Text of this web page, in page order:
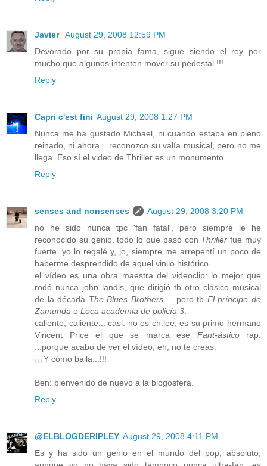
Javier August 29, 2008 12:59 PM
Devorado por su propia fama, sigue siendo el rey por
mucho que algunos intenten mover su pedestal !!!
Reply
Capri c'est fini August 29, 2008 1:27 PM
Nunca me ha gustado Michael, ni cuando estaba en pleno
reinado, ni ahora... reconozco su valía musical, pero no me
llega. Eso sí el video de Thriller es un monumento...
Reply
senses and nonsenses
August 29, 2008 3:20 PM
no he sido nunca tpc 'fan fatal', pero siempre le he
reconocido su genio. todo lo que pasó con Thriller fue muy
fuerte. yo lo regalé y, jo, siempre me arrepentí un poco de
haberme desprendido de aquel vinilo histórico.
el vídeo es una obra maestra del videoclip: lo mejor que
rodó nunca john landis, que dirigió tb otro clásico musical
de la década The Blues Brothers . ...pero tb El príncipe de
Zamunda o Loca academia de policía 3
caliente, caliente... casi. no es ch.lee, es su primo hermano
Vincent Price el que se marca ese Fant-ásticorap.
...porque acabo de ver el vídeo, eh, no te creas.
¡¡¡Y cómo baila...!!!
Ben: bienvenido de nuevo a la blogosfera.
Reply
@ELBLOGDERIPLEY August 29, 2008 4:11 PM
Es y ha sido un genio en el mundo del pop, absoluto,